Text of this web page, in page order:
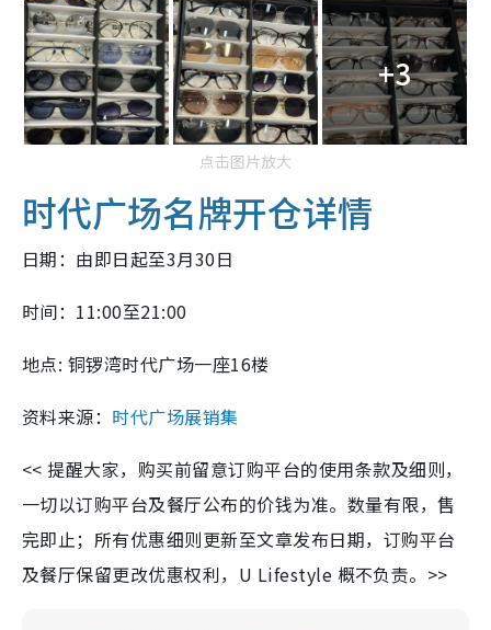
+3
点击图片放大
时代广场名牌开仓详情
日期：由即日起至3月30日
时间：11:00至21:00
地点: 铜锣湾时代广场一座16楼
资料来源： 时代广场展销集
<< 提醒大家，购买前留意订购平台的使用条款及细则，
一切以订购平台及餐厅公布的价钱为准。数量有限，售
完即止；所有优惠细则更新至文章发布日期，订购平台
及餐厅保留更改优惠权利，U Lifestyle 概不负责。>>